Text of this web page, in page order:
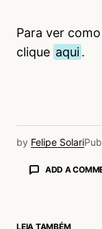
Para ver
clique aqui.
by Felipe Solari
ADD A
LEIA TAMBÉM